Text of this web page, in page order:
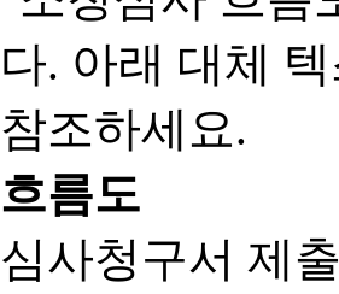
흐름도
심사청구서 제출